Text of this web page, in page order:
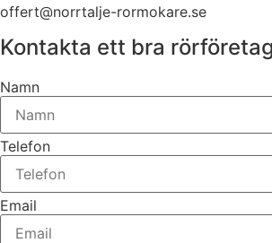
offert@norrtalje-rormokare.se
Kontakta ett bra
Namn
Telefon
Email